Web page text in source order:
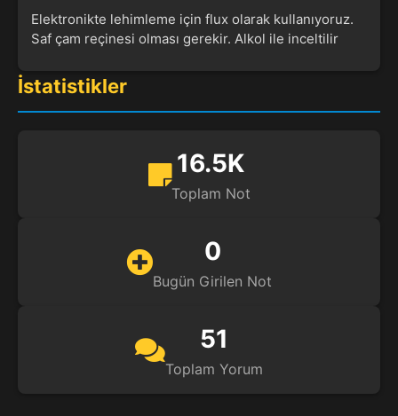
Elektronikte lehimleme için flux olarak kullanıyoruz.
Saf çam reçinesi olması gerekir. Alkol ile inceltilir
İstatistikler
16.5K
Toplam Not
0
Bugün Girilen Not
51
Toplam Yorum